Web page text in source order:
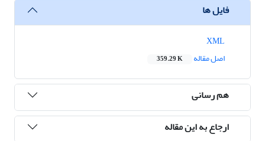
فایل ها
اصل مقاله
359.29 K
هم رسانی
ارجاع به این مقاله